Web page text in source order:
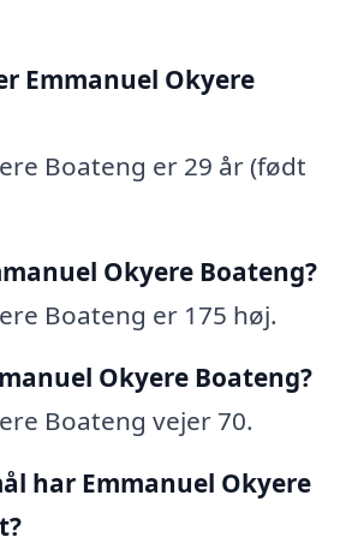
Emmanuel Okyere
Boateng er 29 år (født
Okyere Boateng?
Boateng er 175 høj.
Okyere Boateng?
Boateng vejer 70.
har Emmanuel Okyere